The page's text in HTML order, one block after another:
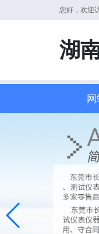
您好，欢迎
湖